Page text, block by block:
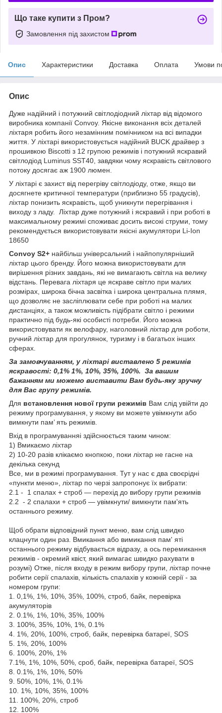
Що таке купити з Пром?
Замовлення під захистом
Опис Характеристики Доставка Оплата Умови
Опис
Дуже надійний і потужний світлодіодний ліхтар від відомого
виробника компанії Convoy. Якісне виконання всіх деталей
ліхтаря робить його незамінним помічником на всі випадки
життя. У ліхтарі використовується надійний BUCK драйвер з
прошивкою Biscotti з 12 групою режимів і потужний яскравий
світлодіод Luminus SST40, завдяки чому яскравість світлового
потоку досягає аж 1900 люмен.
У ліхтарі є захист від перегріву світлодіоду, отже, якщо ви
досягнете критичної температури (приблизно 55 градусів),
ліхтар понизить яскравість, щоб уникнути перегрівання і
виходу з ладу. Ліхтар дуже потужний і яскравий і при роботі в
максимальному режимі споживає досить високі струми, тому
рекомендується використовувати якісні акумулятори Li-Ion
18650
Convoy S2+ найбільш універсальний і найпопулярніший
ліхтар цього бренду. Його можна використовувати для
вирішення різних завдань, які не вимагають світла на велику
відстань. Перевага ліхтаря це яскраве світло при малих
розмірах, широка бічна засвітка і широка центральна плямя,
що дозволяє не засліплювати себе при роботі на малих
дистанціях, а також можливість підібрати світло і режими
практично під будь-які особисті потреби. Його можна
використовувати як велофару, наголовний ліхтар для роботи,
ручний ліхтар для прогулянок, туризму і в багатьох інших
сферах.
За замовчуванням, у ліхтарі виставлено 5 режимів
яскравості: 0,1% 1%, 10%, 35%, 100%. За вашим
бажанням ми можемо виставити Вам будь-яку зручну
для Вас групу режимів.
Для встановлення нової групи режимів Вам слід увійти до
режиму програмування, у якому ви можете увімкнути або
вимкнути пам’ ять режимів.
Вхід в програмуванняі здійснюється таким чином:
1) Вмикаємо ліхтар
2) 10-20 разів клікаємо кнопкою, поки ліхтар не гасне на
декілька секунд
Все, ми в режимі програмування. Тут у нас є два своєрідні
«пункти меню», ліхтар по черзі запропонує їх вибрати:
2.1 - 1 спалах + строб — перехід до вибору групи режимів
2.2 - 2 спалахи + строб — увімкнути/ вимкнути пам'ять
останнього режиму.
Щоб обрати відповідний пункт меню, вам слід швидко
клацнути один раз. Вмикання або вимикання пам' яті
останнього режиму відбувається відразу, а ось перемикання
режимів - окремий квіст, який вимагає швидко рахувати в
розумі) Отже, після входу в режим вибору групи, ліхтар почне
робити серії спалахів, кількість спалахів у кожній серії - за
номером групи:
1. 0,1%, 1%, 10%, 35%, 100%, строб, байк, перевірка
акумуляторів
2. 0.1%, 1%, 10%, 35%, 100%
3. 100%, 35%, 10%, 1%, 0.1%
4. 1%, 20%, 100%, строб, байк, перевірка батареї, SOS
5. 1%, 20%, 100%
6. 100%, 20%, 1%
7.1%, 1%, 10%, 50%, сроб, байк, перевірка батареї, SOS
8. 0.1%, 1%, 10%, 50%
9. 50%, 10%, 1%, 0.1%
10. 1%, 10%, 35%, 100%
11. 100%, 20%, строб
12. 100%